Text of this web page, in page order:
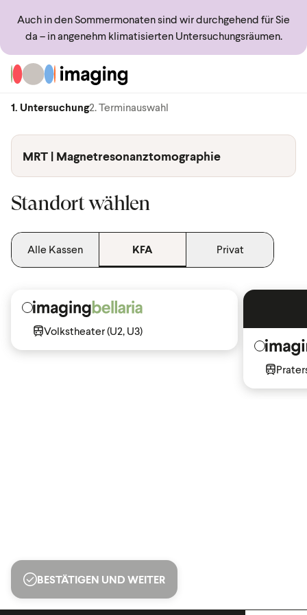
Auch in den Sommermonaten sind wir durchgehend für Sie
da – in angenehm klimatisierten Untersuchungsräumen.
Zur Startseite
1. Untersuchung2. Terminauswahl
MRT | Magnetresonanztomographie
Standort wählen
Alle Kassen KFA Privat
Volkstheater (U2, U3)
BESTÄTIGEN UND WEITER